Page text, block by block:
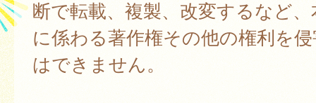
断で転載、複製、改変するなど
に係わる著作権その他の権利を
はできません。